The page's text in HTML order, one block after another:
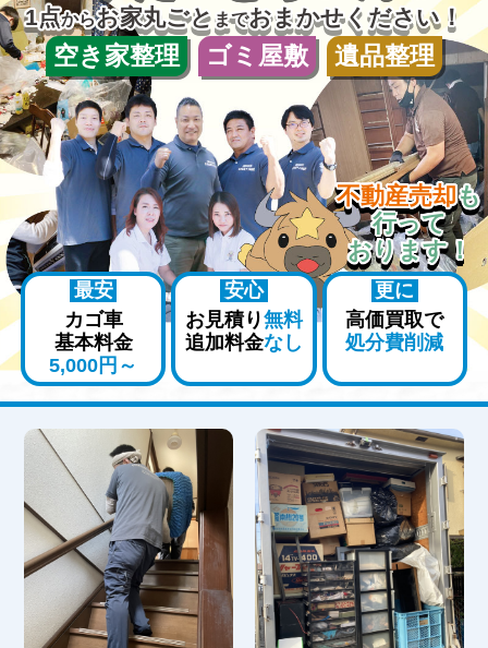
1点からお家丸ごとまでおまかせください！
空き家整理 ゴミ屋敷 遺品整理
不動産売却も
行って
おります！
最安
カゴ車
基本料金
5,000円～
安心
お見積り無料
追加料金なし
更に
高価買取で
処分費削減